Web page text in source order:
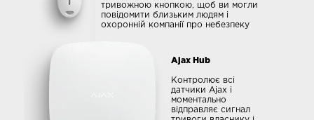
тривожною кнопкою, щоб ви могли
повідомити близьким людям і
охоронній компанії про небезпеку
Ajax Hub
Контролює всі
датчики Ajax і
моментально
відправляє сигнал